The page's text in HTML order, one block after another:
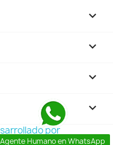



keyboard_arrow_down
Agente Humano en WhatsApp
por